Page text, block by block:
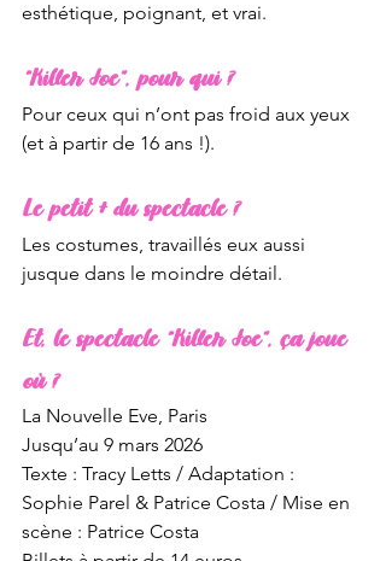
esthétique, poignant, et vrai.
“Killer Joe”, pour qui ?
Pour ceux qui n’ont pas froid aux yeux
(et à partir de 16 ans !).
Le petit + du spectacle ?
Les costumes, travaillés eux aussi
jusque dans le moindre détail.
Et, le spectacle “Killer Joe”, ça joue
où ?
La Nouvelle Eve, Paris
Jusqu’au 9 mars 2026
Texte : Tracy Letts / Adaptation :
Sophie Parel & Patrice Costa / Mise en
scène : Patrice Costa